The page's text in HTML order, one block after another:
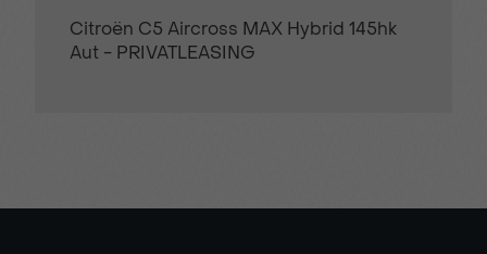
Citroën C5 Aircross MAX Hybrid 145hk
Aut - PRIVATLEASING